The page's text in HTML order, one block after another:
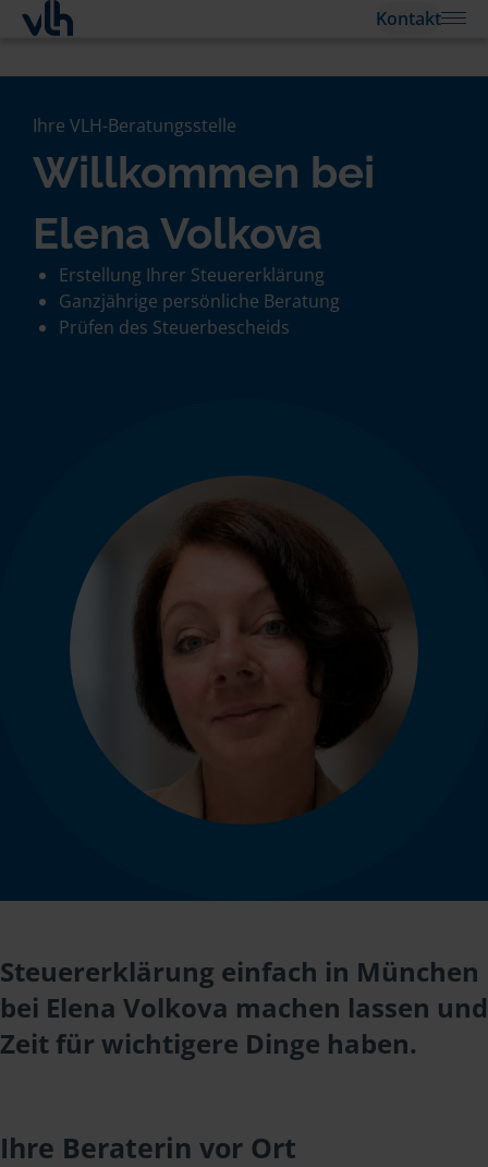
Kontakt
Ihre VLH-Beratungsstelle
Willkommen bei
Elena Volkova
Erstellung Ihrer Steuererklärung
Ganzjährige persönliche Beratung
Prüfen des Steuerbescheids
Steuererklärung einfach in München
bei Elena Volkova machen lassen und
Zeit für wichtigere Dinge haben.
Ihre Beraterin vor Ort